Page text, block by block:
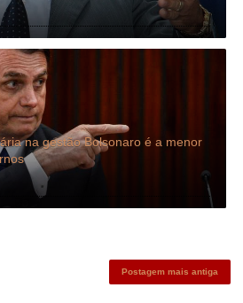
na gestão Bolsonaro é a menor
Postagem mais antiga